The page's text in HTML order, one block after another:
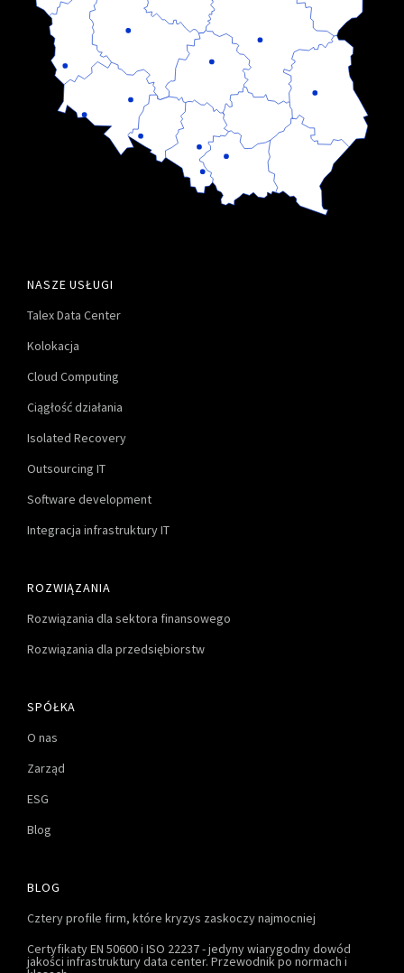
NASZE USŁUGI
Talex Data Center
Kolokacja
Cloud Computing
Ciągłość działania
Isolated Recovery
Outsourcing IT
Software development
Integracja infrastruktury IT
ROZWIĄZANIA
Rozwiązania dla sektora finansowego
Rozwiązania dla przedsiębiorstw
SPÓŁKA
O nas
Zarząd
ESG
Blog
BLOG
Cztery profile firm, które kryzys zaskoczy najmocniej
Certyfikaty EN 50600 i ISO 22237 - jedyny wiarygodny dowód
jakości infrastruktury data center. Przewodnik po normach i